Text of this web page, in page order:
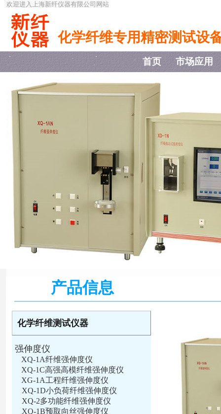
欢迎进入上海新纤仪器有限公司网站
化学纤维专用精密测试设
首页 市场应用
产品信息
化学纤维测试仪器
强伸度仪
XQ-1A纤维强伸度仪
XQ-1C高强高模纤维强伸度仪
XG-1A工程纤维强伸度仪
XQ-1D小负荷纤维强伸度仪
XQ-2多功能纤维强伸度仪
XQ-1B预取向丝强伸度仪